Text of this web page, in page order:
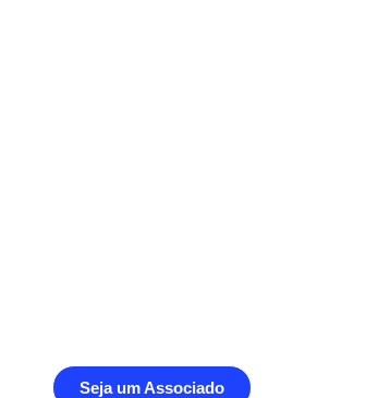
Seja um Associado